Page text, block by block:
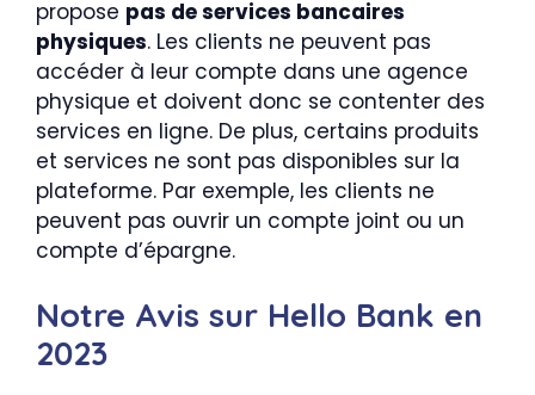
propose pas de services bancaires
physiques. Les clients ne peuvent pas
accéder à leur compte dans une agence
physique et doivent donc se contenter des
services en ligne. De plus, certains produits
et services ne sont pas disponibles sur la
plateforme. Par exemple, les clients ne
peuvent pas ouvrir un compte joint ou un
compte d’épargne.
Notre Avis sur Hello Bank en
2023